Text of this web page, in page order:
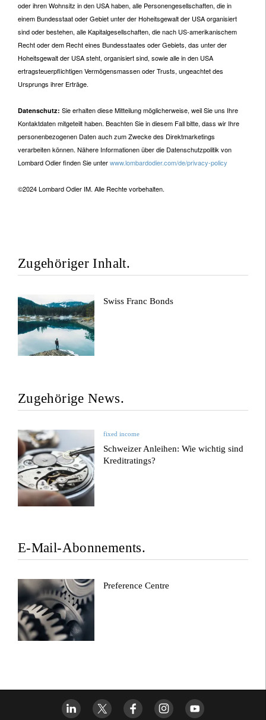
oder ihren Wohnsitz in den USA haben, alle Personengesellschaften, die in
einem Bundesstaat oder Gebiet unter der Hoheitsgewalt der USA organisiert
sind oder bestehen, alle Kapitalgesellschaften, die nach US-amerikanischem
Recht oder dem Recht eines Bundesstaates oder Gebiets, das unter der
Hoheitsgewalt der USA steht, organisiert sind, sowie alle in den USA
ertragsteuerpflichtigen Vermögensmassen oder Trusts, ungeachtet des
Ursprungs ihrer Erträge.
Datenschutz: Sie erhalten diese Mitteilung möglicherweise, weil Sie uns Ihre
Kontaktdaten mitgeteilt haben. Beachten Sie in diesem Fall bitte, dass wir Ihre
personenbezogenen Daten auch zum Zwecke des Direktmarketings
verarbeiten können. Nähere Informationen über die Datenschutzpolitik von
Lombard Odier finden Sie unterwww.lombardodier.com/de/privacy-policy
©2024 Lombard Odier IM. Alle Rechte vorbehalten.
Zugehöriger Inhalt.
Swiss Franc Bonds
Zugehörige News.
fixed income
Schweizer Anleihen: Wie wichtig sind
Kreditratings?
E-Mail-Abonnements.
Preference Centre